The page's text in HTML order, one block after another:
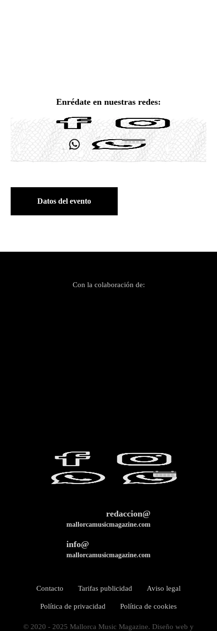
Enrédate en nuestras redes:
Datos del evento
Con la colaboración de:
redaccion@
mallorcamusicmagazine.com
info@
mallorcamusicmagazine.com
Contacto Tarifas publicidad Aviso legal
Política de privacidad Política de cookies
© 2020 - 2025 Mallorca Music Magazine. Diseño web y